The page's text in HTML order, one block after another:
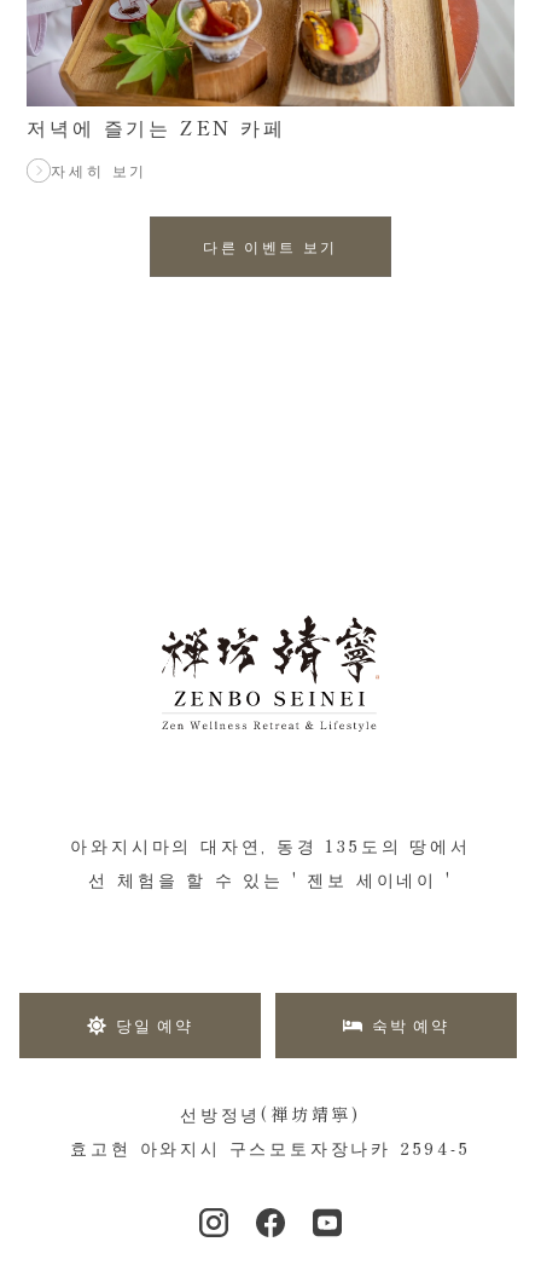
저녁에 즐기는 ZEN 카페
자세히 보기
다른 이벤트 보기
아와지시마의 대자연, 동경 135도의 땅에서
선 체험을 할 수 있는 ' 젠보 세이네이 '
당일 예약 숙박 예약
선방정녕(禅坊靖寧)
효고현 아와지시 구스모토자장나카 2594-5